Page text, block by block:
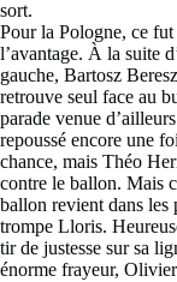
sort.
Pour la Pologne, ce
l’avantage. À la suite
gauche, Bartosz
retrouve seul face au
parade venue
repoussé encore une
chance, mais Théo
contre le ballon. Mais
ballon revient dans
trompe Lloris.
tir de justesse sur sa
énorme frayeur,